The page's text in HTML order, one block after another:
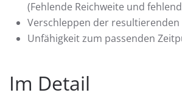
(Fehlende Reichweite und
Verschleppen der resultierenden
Unfähigkeit zum passenden
Im Detail